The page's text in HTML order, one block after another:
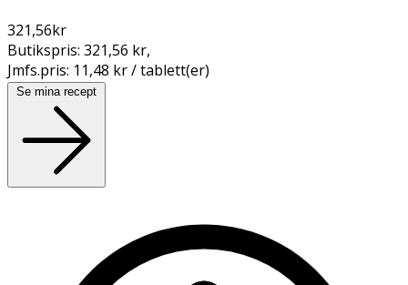
321,56kr
Butikspris: 321,56 kr,
Jmfs.pris: 11,48 kr / tablett(er)
Se mina recept